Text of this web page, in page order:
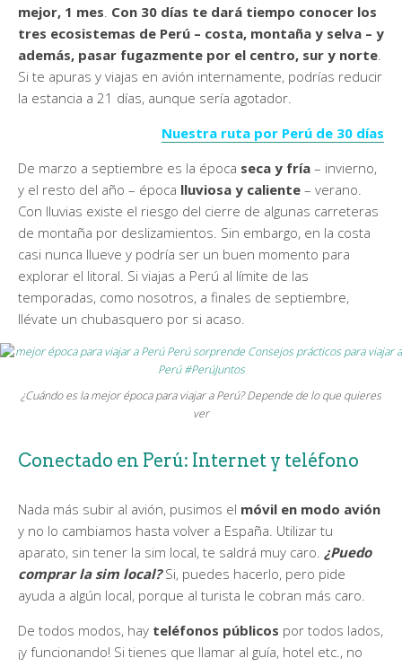
mejor, 1 mes Con 30 días te dará tiempo conocer los
tres ecosistemas de Perú – costa, montaña y selva – y
además, pasar fugazmente por el centro, sur y norte
Si te apuras y viajas en avión internamente, podrías reducir
la estancia a 21 días, aunque sería agotador.
Nuestra ruta por Perú de 30 días
De marzo a septiembre es la época seca y fría – invierno,
y el resto del año – época lluviosa y caliente – verano.
Con lluvias existe el riesgo del cierre de algunas carreteras
de montaña por deslizamientos. Sin embargo, en la costa
casi nunca llueve y podría ser un buen momento para
explorar el litoral. Si viajas a Perú al límite de las
temporadas, como nosotros, a finales de septiembre,
llévate un chubasquero por si acaso.
¿Cuándo es la mejor época para viajar a Perú? Depende de lo que quieres
ver
Conectado en Perú: Internet y teléfono
Nada más subir al avión, pusimos el móvil en modo avión
y no lo cambiamos hasta volver a España. Utilizar tu
aparato, sin tener la sim local, te saldrá muy caro. ¿Puedo
comprar la sim local?Si, puedes hacerlo, pero pide
ayuda a algún local, porque al turista le cobran más caro.
De todos modos, hay teléfonos públicos por todos lados,
¡y funcionando! Si tienes que llamar al guía, hotel etc., no